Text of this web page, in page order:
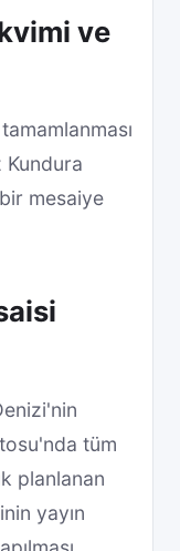
ve
Kundura
mesaiye
tüm
planlanan
yayın